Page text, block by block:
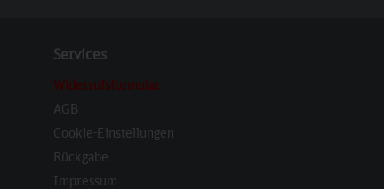
Services
Widerrufsformular
AGB
Cookie-Einstellungen
Rückgabe
Impressum